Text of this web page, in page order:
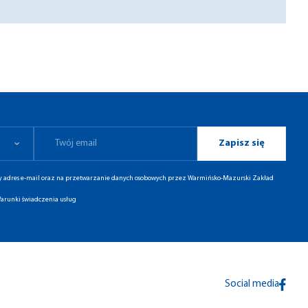
Zapisz się
e-mail oraz na przetwarzanie danych osobowych przez Warmińsko-Mazurski Zakład
świadczenia usług
Social media